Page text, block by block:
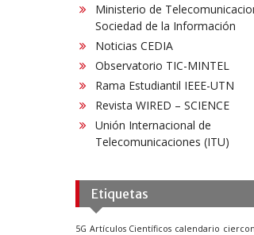
Ministerio de
Sociedad de la Información
Noticias CEDIA
Observatorio TIC-MINTEL
Rama Estudiantil IEEE-UTN
Revista WIRED – SCIENCE
Unión Internacional de
Telecomunicaciones (ITU)
Etiquetas
5G Artículos Científicos calendario